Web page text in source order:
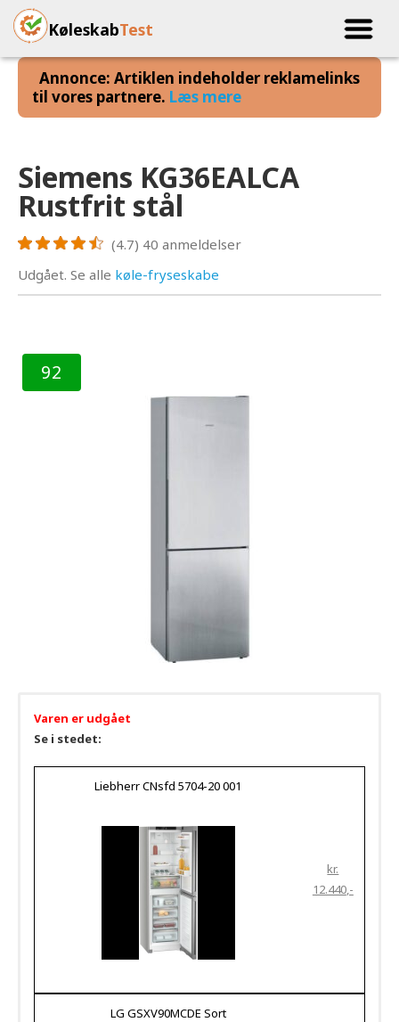
KøleskabTest
Annonce: Artiklen indeholder reklamelinks
til vores partnere. Læs mere
Siemens KG36EALCA
Rustfrit stål
(4.7) 40 anmeldelser
Udgået. Se alle køle-fryseskabe
92
Varen er udgået
Se i stedet:
Liebherr CNsfd 5704-20 001
kr.
12.440
LG GSXV90MCDE Sort